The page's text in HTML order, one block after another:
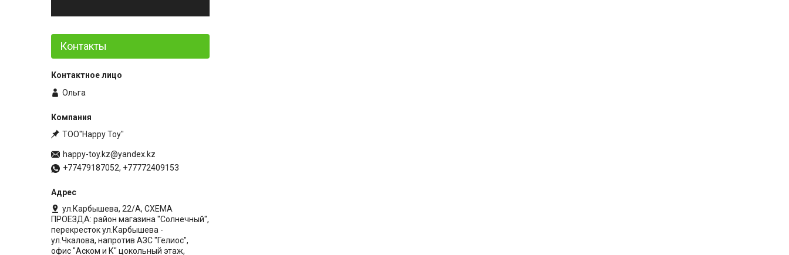
Контакты
Ольга
ТОО"Happy Toy"
happy-toy.kz@yandex.kz
+77479187052, +77772409153
ул.Карбышева, 22/А, СХЕМА
ПРОЕЗДА: район магазина "Солнечный",
перекресток ул.Карбышева -
ул.Чкалова, напротив АЗС "Гелиос",
офис "Аском и К" цокольный этаж,